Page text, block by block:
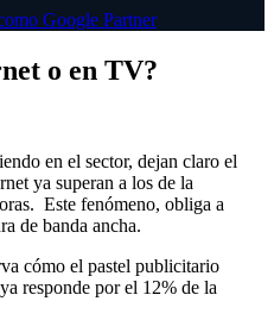
o en TV?
en el sector, dejan claro el
ya superan a los de la
Este fenómeno, obliga a
de banda ancha.
cómo el pastel publicitario
responde por el 12% de la